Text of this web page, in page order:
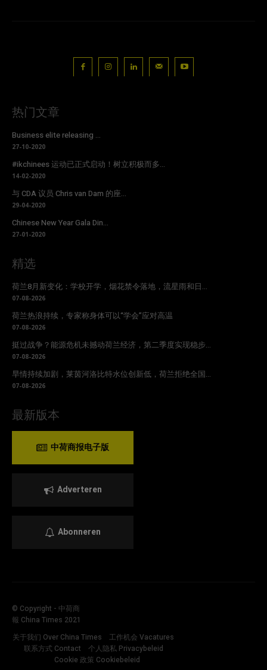
热门文章
Business elite releasing ...
27-10-2020
#ikchinees 运动已正式启动！树立积极而多...
14-02-2020
与 CDA 议员 Chris van Dam 的座...
29-04-2020
Chinese New Year Gala Din...
27-01-2020
精选
荷兰8月新变化：学校开学，烟花禁令落地，流星雨和日...
07-08-2026
荷兰热浪持续，专家称身体可以“学会”应对高温
07-08-2026
挺过战争？能源危机未撼动荷兰经济，第二季度实现稳步...
07-08-2026
旱情持续加剧，莱茵河洛比特水位创新低，荷兰拒绝全国...
07-08-2026
最新版本
中荷商报电子版
Adverteren
Abonneren
© Copyright - 中荷商
報 China Times 2021
关于我们 Over China Times
工作机会 Vacatures
联系方式 Contact
个人隐私 Privacybeleid
Cookie 政策 Cookiebeleid